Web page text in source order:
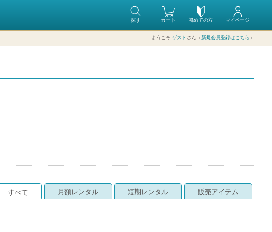
初めての方
カート マイページ
探す
ようこそ ゲスト さん（新規会員登録はこちら ）
すべて 月額レンタル 短期レンタル 販売アイテム